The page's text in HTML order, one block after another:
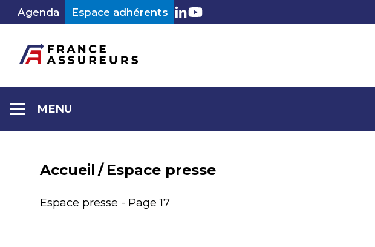
AllerAgenda Espace adhérents LinkedIn
Youtube
MENU
Accueil / Espace presse
Espace presse - Page 17